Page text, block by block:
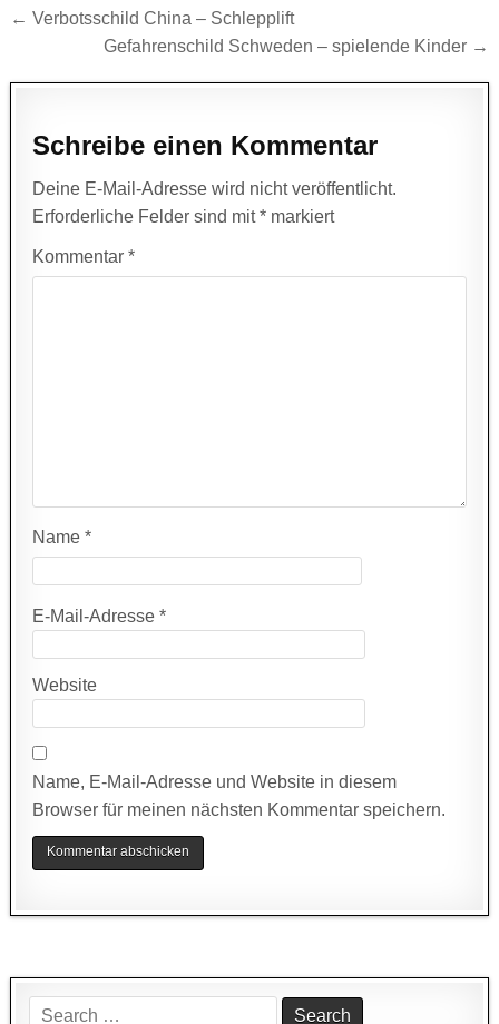
Beitragsnavigation
← Verbotsschild China – Schlepplift
Gefahrenschild Schweden – spielende Kinder →
Schreibe einen Kommentar
Deine E-Mail-Adresse wird nicht veröffentlicht.
Erforderliche Felder sind mit* markiert
Kommentar*
Name*
E-Mail-Adresse*
Website
Name, E-Mail-Adresse und Website in diesem
Browser für meinen nächsten Kommentar speichern.
Search